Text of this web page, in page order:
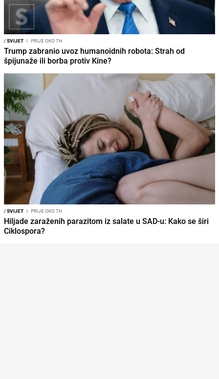
/SVIJET I PRIJE OKO 7H
Trump zabranio uvoz humanoidnih robota: Strah od
špijunaže ili borba protiv Kine?
/SVIJET I PRIJE OKO 7H
Hiljade zaraženih parazitom iz salate u SAD-u: Kako se širi
Ciklospora?